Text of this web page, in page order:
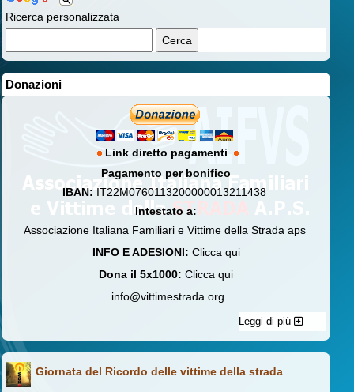
Ricerca personalizzata
Donazioni
Link diretto pagamenti
Pagamento per bonifico
IBAN:IT22M0760113200000013211438
Intestato a:
Associazione Italiana Familiari e Vittime della Strada aps
INFO E ADESIONI: Clicca qui
Dona il 5x1000: Clicca qui
info@vittimestrada.org
Leggi di più
Giornata del Ricordo delle vittime della strada